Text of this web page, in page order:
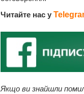
Читайте нас у
Якщо ви знайшли